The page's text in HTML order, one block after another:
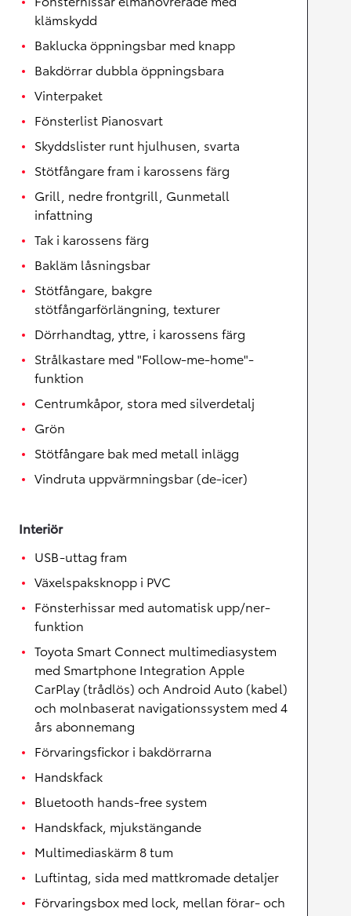
klämskydd
Baklucka öppningsbar med knapp
Bakdörrar dubbla öppningsbara
Vinterpaket
Fönsterlist Pianosvart
Skyddslister runt hjulhusen, svarta
Stötfångare fram i karossens färg
Grill, nedre frontgrill, Gunmetall
infattning
Tak i karossens färg
Bakläm låsningsbar
Stötfångare, bakgre
stötfångarförlängning, texturer
Dörrhandtag, yttre, i karossens färg
Strålkastare med "Follow-me-home"-
funktion
Centrumkåpor, stora med silverdetalj
Grön
Stötfångare bak med metall inlägg
Vindruta uppvärmningsbar (de-icer)
Interiör
USB-uttag fram
Växelspaksknopp i PVC
Fönsterhissar med automatisk upp/ner-
funktion
Toyota Smart Connect multimediasystem
med Smartphone Integration Apple
CarPlay (trådlös) och Android Auto (kabel)
och molnbaserat navigationssystem med 4
års abonnemang
Förvaringsfickor i bakdörrarna
Handskfack
Bluetooth hands-free system
Handskfack, mjukstängande
Multimediaskärm 8 tum
Luftintag, sida med mattkromade detaljer
Förvaringsbox med lock, mellan förar- och